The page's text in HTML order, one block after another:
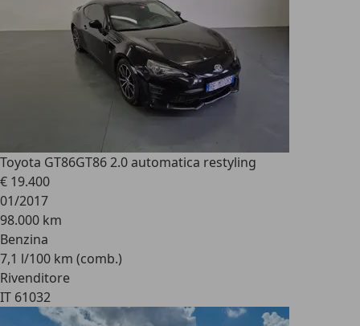
Toyota GT86GT86 2.0 automatica restyling
€ 19.400
01/2017
98.000 km
Benzina
7,1 l/100 km (comb.)
Rivenditore
IT 61032